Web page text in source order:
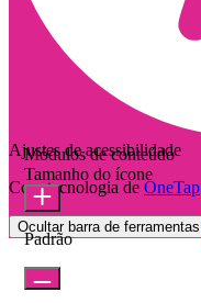
Ajustes de acessibilidade
Com tecnologia de OneTap
Ocultar barra de ferramentas
Módulos de conteúdo
Tamanho do ícone
Padrão